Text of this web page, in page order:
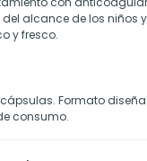
del alcance de los niños
y fresco.
Formato
consumo.